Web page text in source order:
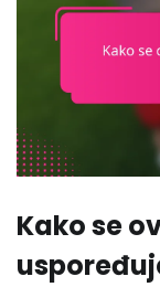
Kako se